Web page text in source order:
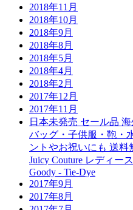
2018年11月
2018年10月
2018年9月
2018年8月
2018年5月
2018年4月
2018年2月
2017年12月
2017年11月
日本未発売 セール品
バッグ・子供服・鞄・
ントやお祝いにも 送
Juicy Couture レディー
Goody - Tie-Dye
2017年9月
2017年8月